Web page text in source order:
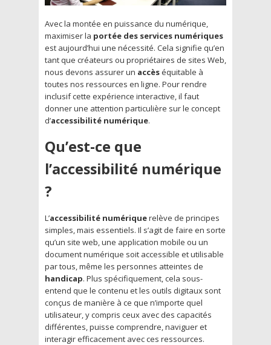
Avec la montée en puissance du numérique,
maximiser la portée des services numériques
est aujourd’hui une nécessité. Cela signifie qu’en
tant que créateurs ou propriétaires de sites Web,
nous devons assurer un accèséquitable à
toutes nos ressources en ligne. Pour rendre
inclusif cette expérience interactive, il faut
donner une attention particulière sur le concept
d’accessibilité numérique.
Qu’est-ce que
l’accessibilité numérique
?
L’accessibilité numériquerelève de principes
simples, mais essentiels. Il s’agit de faire en sorte
qu’un site web, une application mobile ou un
document numérique soit accessible et utilisable
par tous, même les personnes atteintes de
handicap. Plus spécifiquement, cela sous-
entend que le contenu et les outils digitaux sont
conçus de manière à ce que n’importe quel
utilisateur, y compris ceux avec des capacités
différentes, puisse comprendre, naviguer et
interagir efficacement avec ces ressources.